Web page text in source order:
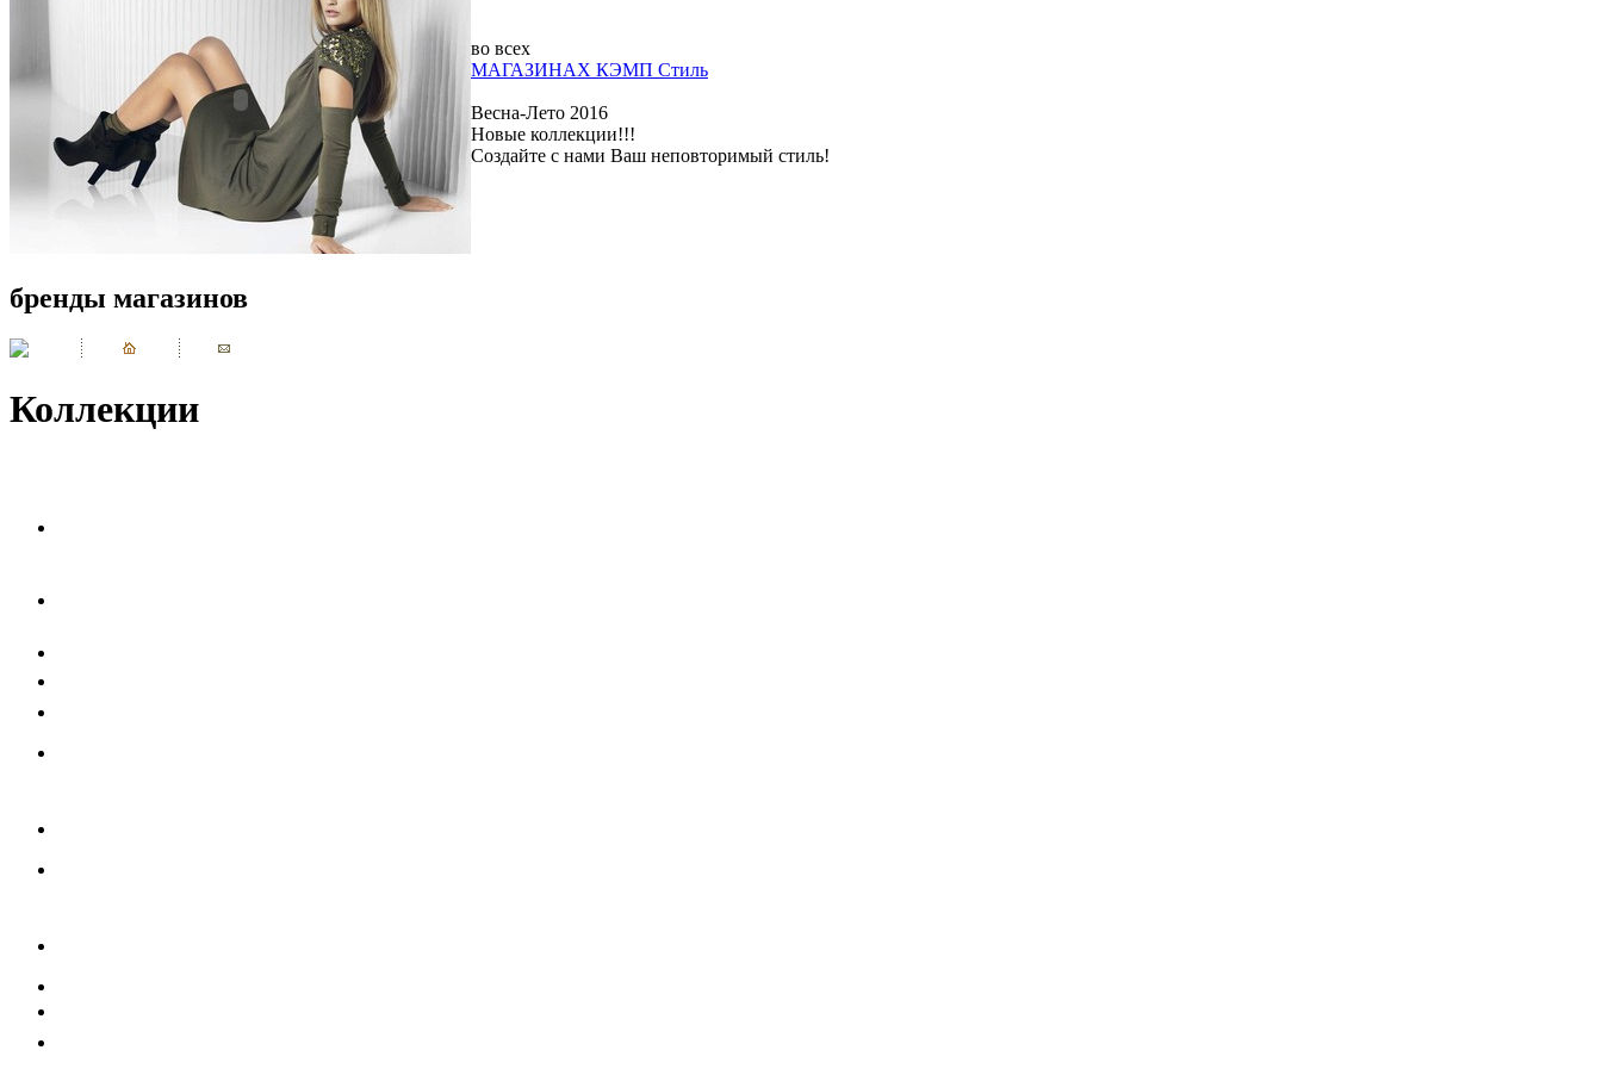
во всех
МАГАЗИНАХ КЭМП Стиль
Весна-Лето 2016
Новые коллекции!!!
Создайте с нами Ваш неповторимый стиль!
бренды магазинов
Коллекции